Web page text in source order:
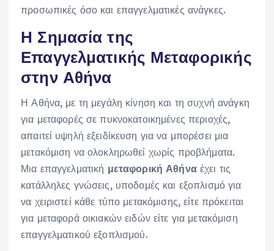
προσωπικές όσο και επαγγελματικές ανάγκες.
Η Σημασία της
Επαγγελματικής Μεταφορικής
στην Αθήνα
Η Αθήνα, με τη μεγάλη κίνηση και τη συχνή ανάγκη
για μεταφορές σε πυκνοκατοικημένες περιοχές,
απαιτεί υψηλή εξειδίκευση για να μπορέσει μια
μετακόμιση να ολοκληρωθεί χωρίς προβλήματα.
Μια επαγγελματική μεταφορική Αθήναέχει τις
κατάλληλες γνώσεις, υποδομές και εξοπλισμό για
να χειριστεί κάθε τύπο μετακόμισης, είτε πρόκειται
για μεταφορά οικιακών ειδών είτε για μετακόμιση
επαγγελματικού εξοπλισμού.